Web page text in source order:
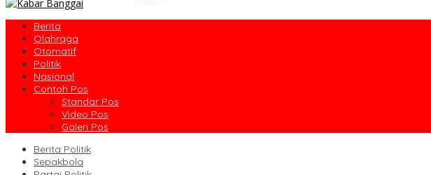
Berita
Olahraga
Otomatif
Politik
Nasional
Contoh Pos
Standar Pos
Video Pos
Galeri Pos
Berita Politik
Sepakbola